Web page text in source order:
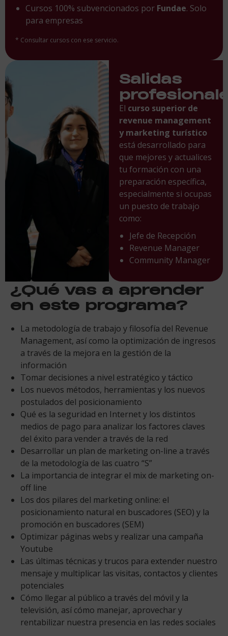
Cursos 100% subvencionados por Fundae. Solo
para empresas
* Consultar cursos con ese servicio.
Salidas
El curso superior de
revenue management
y marketing turístico
está desarrollado para
que mejores y actualices
tu formación con una
preparación específica,
especialmente si ocupas
un puesto de trabajo
como:
Jefe de Recepción
Revenue Manager
Community Manager
¿Qué vas a aprender
en este programa?
La metodología de trabajo y filosofía del Revenue
Management, así como la optimización de ingresos
a través de la mejora en la gestión de la
información
Tomar decisiones a nivel estratégico y táctico
Los nuevos métodos, herramientas y los nuevos
postulados del posicionamiento
Qué es la seguridad en Internet y los distintos
medios de pago para analizar los factores claves
del éxito para vender a través de la red
Desarrollar un plan de marketing on-line a través
de la metodología de las cuatro “S”
La importancia de integrar el mix de marketing on-
off line
Los dos pilares del marketing online: el
posicionamiento natural en buscadores (SEO) y la
promoción en buscadores (SEM)
Optimizar páginas webs y realizar una campaña
Youtube
Las últimas técnicas y trucos para extender nuestro
mensaje y multiplicar las visitas, contactos y clientes
potenciales
Cómo llegar al público a través del móvil y la
televisión, así cómo manejar, aprovechar y
rentabilizar nuestra presencia en las redes sociales